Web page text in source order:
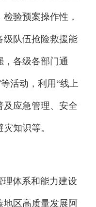
验预案操作性，
级队伍抢险救援能
各级各部门通
等活动，利用“线上
及应急管理、安全
知识等。
理体系和能力建设
地区高质量发展阿